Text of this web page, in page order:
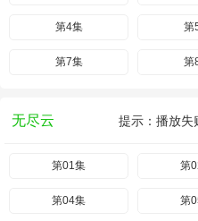
第4集 第
第7集 第
无尽云 提示：播放失
第01集 第
第04集 第